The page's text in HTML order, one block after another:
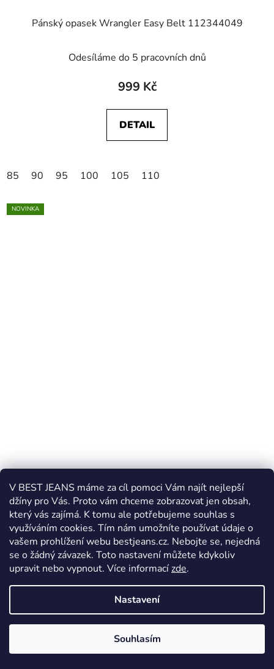
V BEST JEANS máme za cíl pomoci Vám najít nejlepší
džíny pro Vás. Proto vám chceme zobrazovat jen obsah,
který vás zajímá. K tomu ale potřebujeme souhlas s
využíváním cookies. Tím nám umožníte používat údaje o
vašem prohlížení webu bestjeans.cz. Nebojte se, nejedná
se o žádný závazek. Toto nastavení můžete kdykoliv
upravit nebo vypnout. Více informacízde.
Nastavení
Souhlasím
Pánský opasek Wrangler Easy Belt 112344049
Odesíláme do 5 pracovních dnů
999 Kč
DETAIL
85 90 95 100 105 110
NOVINKA
Pánský společenský opasek BEST JEANS A17/020/60
Skladem
od649 Kč